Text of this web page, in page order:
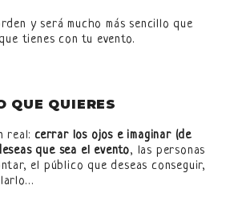
y será mucho más sencillo que
tienes con tu evento.
QUE QUIERES
real: cerrar los ojos e imaginar (de
que sea el evento, las personas
el público que deseas conseguir,